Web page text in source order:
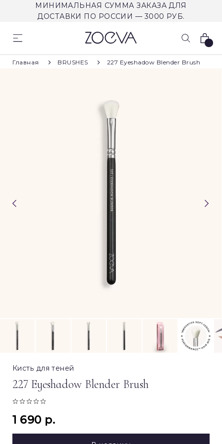
МИНИМАЛЬНАЯ СУММА ЗАКАЗА ДЛЯ
ДОСТАВКИ ПО РОССИИ — 3000 РУБ.
Корзина
Главная BRUSHES 227 Eyeshadow Blender Brush
Кисть для теней
227 Eyeshadow Blender Brush
1 690 р.